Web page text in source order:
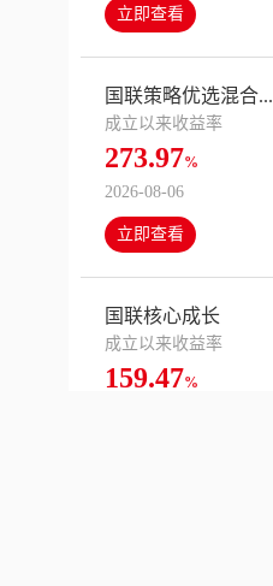
立即查看
国联策略优选混合...
成立以来收益率
273.97%
2026-08-06
立即查看
国联核心成长
成立以来收益率
159.47%